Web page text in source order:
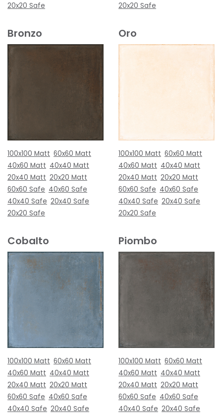
20x20 Safe
20x20 Safe
Bronzo
100x100 Matt 60x60 Matt
40x60 Matt 40x40 Matt
20x40 Matt 20x20 Matt
60x60 Safe 40x60 Safe
40x40 Safe 20x40 Safe
20x20 Safe
Oro
100x100 Matt 60x60 Matt
40x60 Matt 40x40 Matt
20x40 Matt 20x20 Matt
60x60 Safe 40x60 Safe
40x40 Safe 20x40 Safe
20x20 Safe
Cobalto
100x100 Matt 60x60 Matt
40x60 Matt 40x40 Matt
20x40 Matt 20x20 Matt
60x60 Safe 40x60 Safe
40x40 Safe 20x40 Safe
Piombo
100x100 Matt 60x60 Matt
40x60 Matt 40x40 Matt
20x40 Matt 20x20 Matt
60x60 Safe 40x60 Safe
40x40 Safe 20x40 Safe